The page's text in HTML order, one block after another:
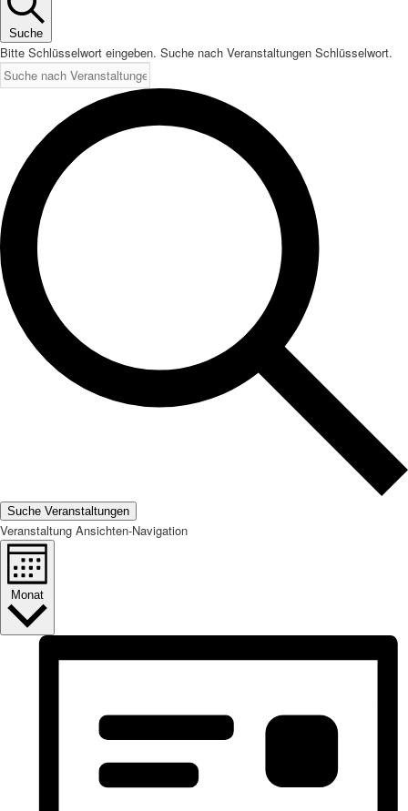
Suche
Bitte Schlüsselwort eingeben. Suche nach Veranstaltungen Schlüsselwort.
Suche Veranstaltungen
Veranstaltung Ansichten-Navigation
Monat